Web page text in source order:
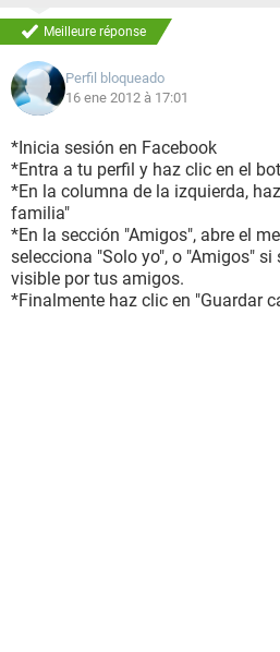
Meilleure réponse
Perfil bloqueado
16 ene 2012 à 17:01
*Inicia sesión en Facebook
*Entra a tu perfil y haz clic en el
*En la columna de la izquierda,
familia"
*En la sección "Amigos", abre el
selecciona "Solo yo", o "Amigos" si
visible por tus amigos.
*Finalmente haz clic en "Guardar